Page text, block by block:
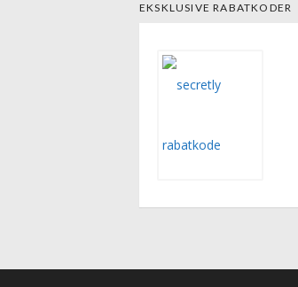
EKSKLUSIVE RABATKODER